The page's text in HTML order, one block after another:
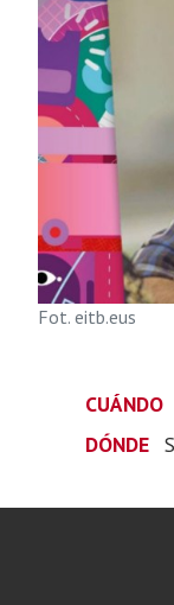
Fot. eitb.eus
CUÁNDO
DÓNDE